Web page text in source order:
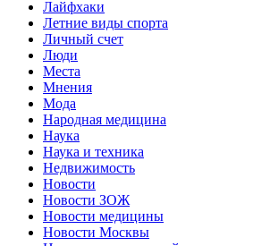
Лайфхаки
Летние виды спорта
Личный счет
Люди
Места
Мнения
Мода
Народная медицина
Наука
Наука и техника
Недвижимость
Новости
Новости ЗОЖ
Новости медицины
Новости Москвы